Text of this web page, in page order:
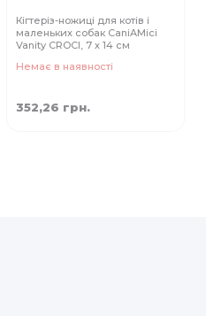
Кігтеріз-ножиці для котів і
маленьких собак CaniAMici
Vanity CROCI, 7 х 14 см
Немає в наявності
352,26 грн.